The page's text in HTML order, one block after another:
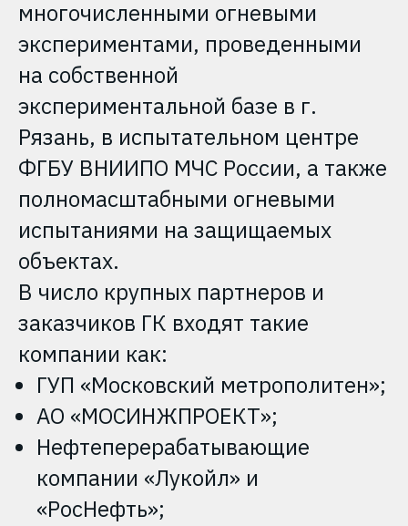
многочисленными огневыми
экспериментами, проведенными
на собственной
экспериментальной базе в г.
Рязань, в испытательном центре
ФГБУ ВНИИПО МЧС России, а также
полномасштабными огневыми
испытаниями на защищаемых
объектах.
В число крупных партнеров и
заказчиков ГК входят такие
компании как:
ГУП «Московский метрополитен»;
АО «МОСИНЖПРОЕКТ»;
Нефтеперерабатывающие
компании «Лукойл» и
«РосНефть»;